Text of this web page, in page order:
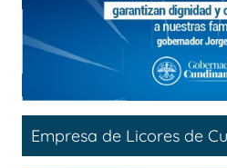
Empresa de Licores de